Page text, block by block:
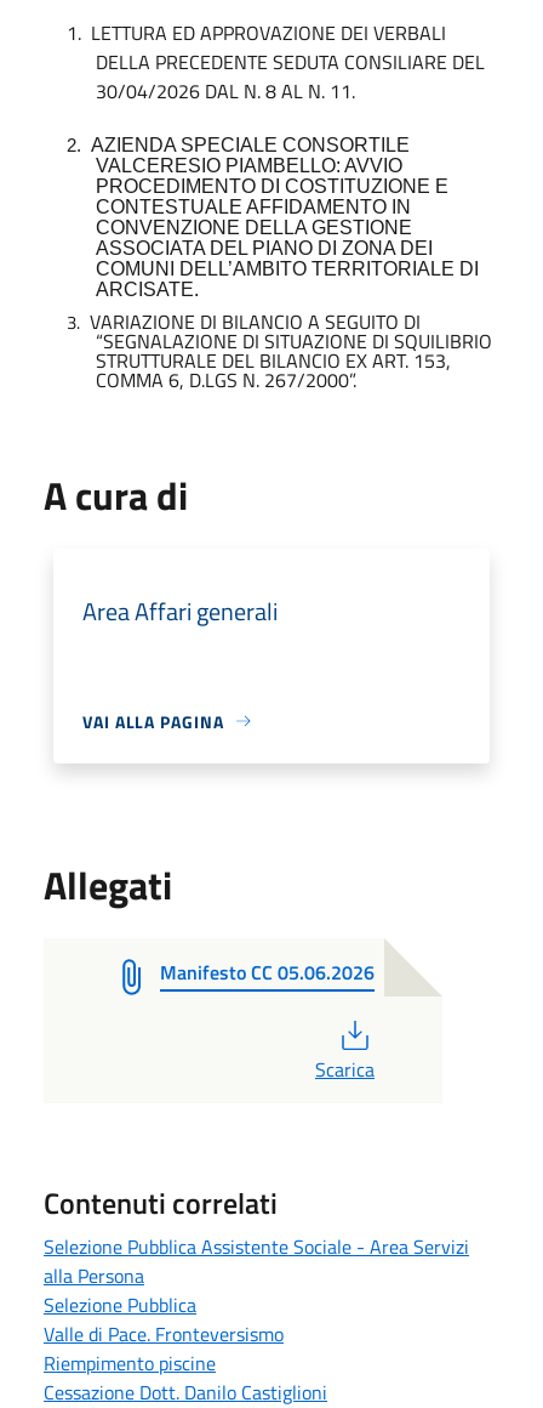
1. LETTURA ED APPROVAZIONE DEI VERBALI
DELLA PRECEDENTE SEDUTA CONSILIARE DEL
30/04/2026 DAL N. 8 AL N. 11.
2. AZIENDA SPECIALE CONSORTILE
VALCERESIO PIAMBELLO: AVVIO
PROCEDIMENTO DI COSTITUZIONE E
CONTESTUALE AFFIDAMENTO IN
CONVENZIONE DELLA GESTIONE
ASSOCIATA DEL PIANO DI ZONA DEI
COMUNI DELL’AMBITO TERRITORIALE DI
ARCISATE.
3. VARIAZIONE DI BILANCIO A SEGUITO DI
“SEGNALAZIONE DI SITUAZIONE DI SQUILIBRIO
STRUTTURALE DEL BILANCIO EX ART. 153,
COMMA 6, D.LGS N. 267/2000”.
A cura di
Area Affari generali
VAI ALLA PAGINA
Allegati
Manifesto CC 05.06.2026
Scarica
Contenuti correlati
Selezione Pubblica Assistente Sociale - Area Servizi
alla Persona
Selezione Pubblica
Valle di Pace. Fronteversismo
Riempimento piscine
Cessazione Dott. Danilo Castiglioni